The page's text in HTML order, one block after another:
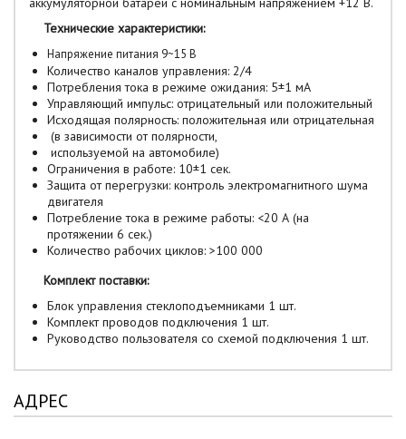
Технические характеристики:
Напряжение питания 9~15 В
Количество каналов управления: 2/4
Потребления тока в режиме ожидания: 5±1 мА
Управляющий импульс: отрицательный или положительный
Исходящая полярность: положительная или отрицательная
(в зависимости от полярности,
используемой на автомобиле)
Ограничения в работе: 10±1 сек.
Защита от перегрузки: контроль электромагнитного шума
двигателя
Потребление тока в режиме работы: <20 А (на
протяжении 6 сек.)
Количество рабочих циклов: >100 000
Комплект поставки:
Блок управления стеклоподъемниками 1 шт.
Комплект проводов подключения 1 шт.
Руководство пользователя со схемой подключения 1 шт.
АДРЕС